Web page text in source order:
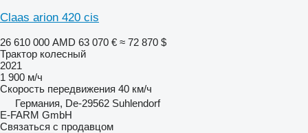
Claas arion 420 cis
26 610 000 AMD 63 070 € ≈ 72 870 $
Трактор колесный
2021
1 900 м/ч
Скорость передвижения 40 км/ч
Германия, De-29562 Suhlendorf
E-FARM GmbH
Связаться с продавцом